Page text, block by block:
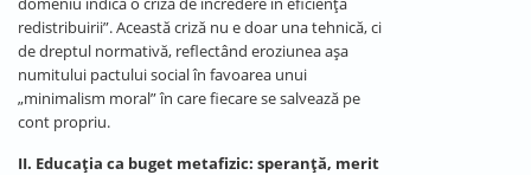
redistribuirii”. Această criză nu e doar una tehnică, ci
de dreptul normativă, reflectând eroziunea așa
numitului pactului social în favoarea unui
„minimalism moral” în care fiecare se salvează pe
cont propriu.
II. Educația ca buget metafizic: speranță, merit